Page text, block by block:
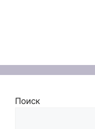
Поиск